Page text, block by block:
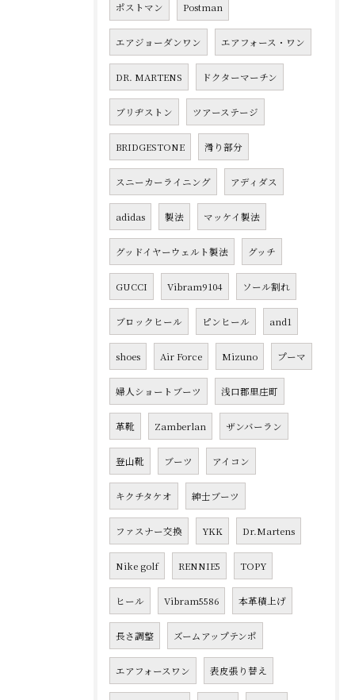
ポストマン Postman
エアジョーダンワン エアフォース・ワン
DR. MARTENS ドクターマーチン
ブリヂストン ツアーステージ
BRIDGESTONE 滑り部分
スニーカーライニング アディダス
adidas 製法 マッケイ製法
グッドイヤーウェルト製法 グッチ
GUCCI Vibram9104 ソール割れ
ブロックヒール ピンヒール and1
shoes Air Force Mizuno プーマ
婦人ショートブーツ 浅口郡里庄町
革靴 Zamberlan ザンバーラン
登山靴 ブーツ アイコン
キクチタケオ 紳士ブーツ
ファスナー交換 YKK Dr.Martens
Nike golf RENNIE5 TOPY
ヒール Vibram5586 本革積上げ
長さ調整 ズームアップテンポ
エアフォースワン 表皮張り替え